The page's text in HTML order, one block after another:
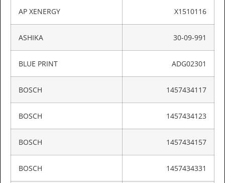
AP XENERGY X1510116
ASHIKA 30-09-991
BLUE PRINT ADG02301
BOSCH 1457434117
BOSCH 1457434123
BOSCH 1457434157
BOSCH 1457434331